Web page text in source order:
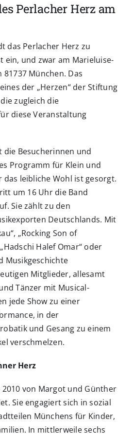
Perlacher Herz am
das Perlacher Herz zu
ein, und zwar am Marieluise-
81737 München. Das
der „Herzen“ der Stiftung
zugleich die
diese Veranstaltung
die Besucherinnen und
Programm für Klein und
das leibliche Wohl ist gesorgt.
um 16 Uhr die Band
Sie zählt zu den
Deutschlands. Mit
„Rocking Son of
Halef Omar“ oder
Musikgeschichte
Mitglieder, allesamt
Tänzer mit Musical-
jede Show zu einer
in der
und Gesang zu einem
verschmelzen.
Herz
von Margot und Günther
Sie engagiert sich in sozial
Münchens für Kinder,
In mittlerweile sechs